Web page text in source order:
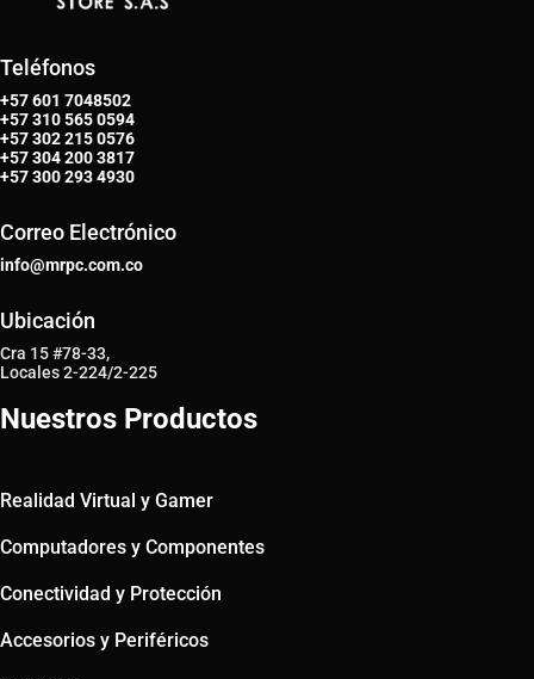
Teléfonos
+57 601 7048502
+57310 565 0594
+57302 215 0576
+57304 200 3817
+57300 293 4930
Correo Electrónico
info@mrpc.com.co
Ubicación
Cra 15 #78-33,
Locales 2-224/2-225
Nuestros Productos
Realidad Virtual y Gamer
Computadores y Componentes
Conectividad y Protección
Accesorios y Periféricos